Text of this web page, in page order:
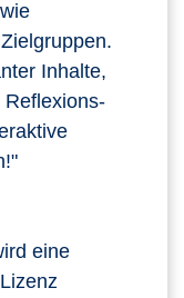
Inhalte,
eine